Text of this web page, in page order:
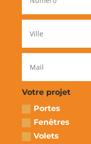
Votre projet
Portes
Fenêtres
Volets